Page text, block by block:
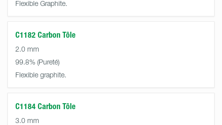
Flexible Graphite.
C1182 Carbon Tôle
2.0 mm
99.8%
Flexible graphite.
C1184 Carbon Tôle
3.0 mm